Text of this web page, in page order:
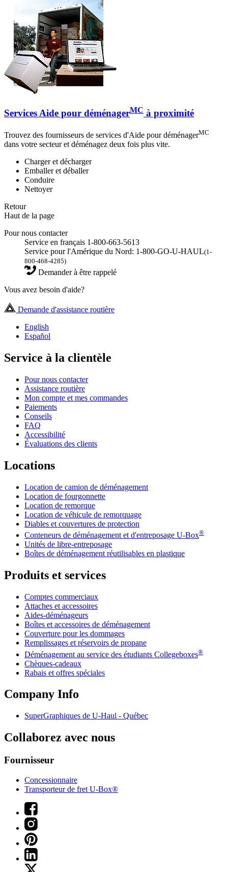
Services Aide pour déménagerMC à proximité
Trouvez des fournisseurs de services d'Aide pour déménagerMC
dans votre secteur et déménagez deux fois plus vite.
Charger et décharger
Emballer et déballer
Conduire
Nettoyer
Retour
Haut de la page
Pour nous contacter
Service en français 1-800-663-5613
Service pour l'Amérique du Nord: 1-800-GO-U-HAUL(1-
800-468-4285)
Demander à être rappelé
Vous avez besoin d'aide?
Demande d'assistance routière
English
Español
Service à la clientèle
Pour nous contacter
Assistance routière
Mon compte et mes commandes
Paiements
Conseils
FAQ
Accessibilité
Évaluations des clients
Locations
Location de camion de déménagement
Location de fourgonnette
Location de remorque
Location de véhicule de remorquage
Diables et couvertures de protection
Conteneurs de déménagement et d'entreposage U-Box®
Unités de libre-entreposage
Boîtes de déménagement réutilisables en plastique
Produits et services
Comptes commerciaux
Attaches et accessoires
Aides-déménageurs
Boîtes et accessoires de déménagement
Couverture pour les dommages
Remplissages et réservoirs de propane
Déménagement au service des étudiants Collegeboxes®
Chèques-cadeaux
Rabais et offres spéciales
Company Info
SuperGraphiques de U-Haul - Québec
Collaborez avec nous
Fournisseur
Concessionnaire
Transporteur de fret U-Box®